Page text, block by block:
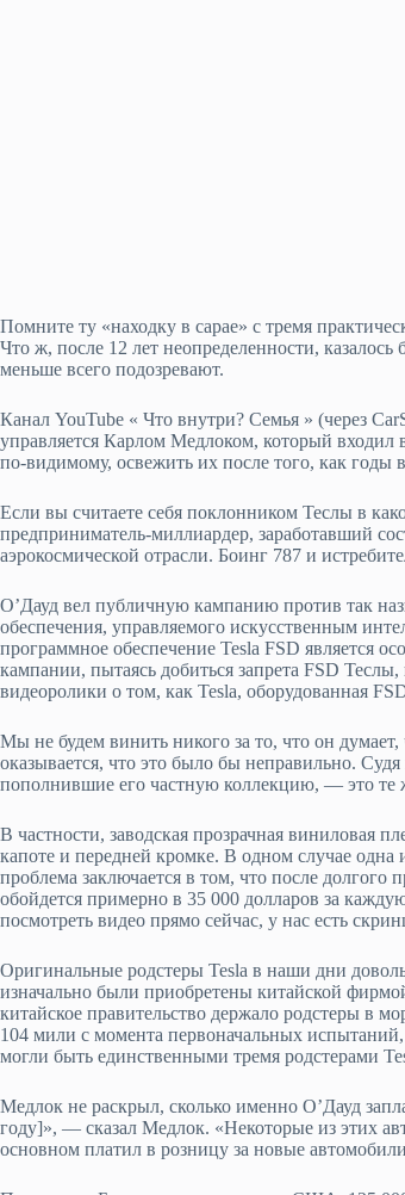
Помните ту «находку в сарае» с тремя
Что ж, после 12 лет неопределенности,
меньше всего подозревают.
Канал YouTube « Что внутри? Семья » (через
управляется Карлом Медлоком, который
по-видимому, освежить их после того, как
Если вы считаете себя поклонником Теслы в
предприниматель-миллиардер, заработавший
аэрокосмической отрасли. Боинг 787 и
О’Дауд вел публичную кампанию против так
обеспечения, управляемого искусственным
программное обеспечение Tesla FSD является
кампании, пытаясь добиться запрета FSD
видеоролики о том, как Tesla, оборудованная
Мы не будем винить никого за то, что он
оказывается, что это было бы неправильно.
пополнившие его частную коллекцию, — это те
В частности, заводская прозрачная виниловая
капоте и передней кромке. В одном случае одна
проблема заключается в том, что после долгого
обойдется примерно в 35 000 долларов за
посмотреть видео прямо сейчас, у нас есть
Оригинальные родстеры Tesla в наши дни
изначально были приобретены китайской
китайское правительство держало родстеры в
104 мили с момента первоначальных
могли быть единственными тремя родстерами
Медлок не раскрыл, сколько именно О’Дауд
году]», — сказал Медлок. «Некоторые из этих
основном платил в розницу за новые